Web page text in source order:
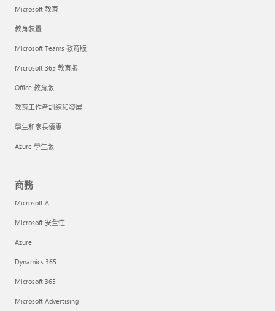
Microsoft 教育
教育裝置
Microsoft Teams 教育版
Microsoft 365 教育版
Office 教育版
教育工作者訓練和發展
學生和家長優惠
Azure 學生版
商務
Microsoft AI
Microsoft 安全性
Azure
Dynamics 365
Microsoft 365
Microsoft Advertising